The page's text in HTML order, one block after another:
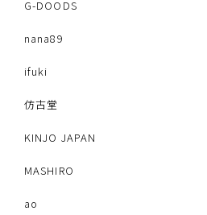
G-DOODS
nana89
ifuki
仿古堂
KINJO JAPAN
MASHIRO
ao